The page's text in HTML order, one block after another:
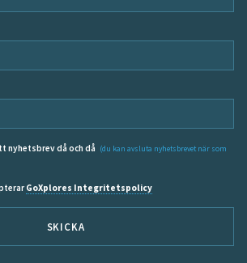
nyhetsbrev då och då (du kan avsluta nyhetsbrevet när som
GoXplores Integritetspolicy
SKICKA